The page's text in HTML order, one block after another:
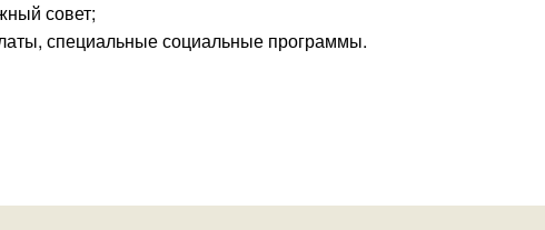
совет;
специальные социальные программы.